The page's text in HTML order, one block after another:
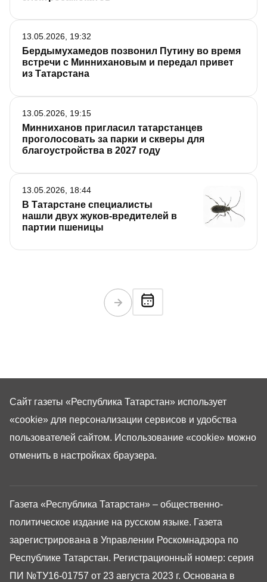
Бердымухамедов позвонил Путину во время
встречи с Миннихановым и передал привет
из Татарстана
13.05.2026, 19:32
Минниханов пригласил татарстанцев
проголосовать за парки и скверы для
благоустройства в 2027 году
13.05.2026, 19:15
В Татарстане специалисты
нашли двух жуков-вредителей в
партии пшеницы
13.05.2026, 18:44
Газета «Республика Татарстан» – общественно-
политическое издание на русском языке. Газета
зарегистрирована в Управлении Роскомнадзора по
Республике Татарстан. Регистрационный номер: серия
ПИ №ТУ16-01757 от 23 августа 2023 г. Основана в
Сайт газеты «Республика Татарстан» использует
«cookie» для персонализации сервисов и удобства
пользователей сайтом. Использование «cookie» можно
отменить в настройках браузера.